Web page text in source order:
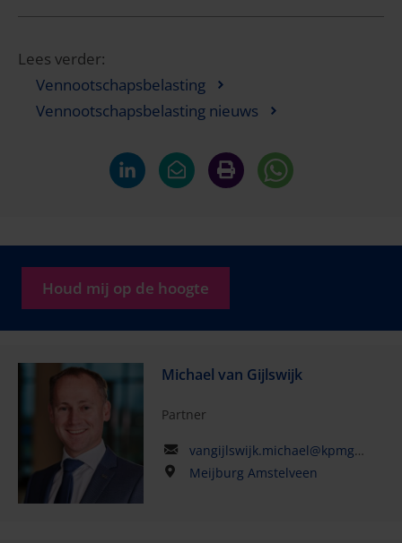
Lees verder:
Vennootschapsbelasting
Vennootschapsbelasting nieuws
Houd mij op de hoogte
Michael van Gijlswijk
Partner
vangijlswijk.michael@kpmg.com
Meijburg Amstelveen